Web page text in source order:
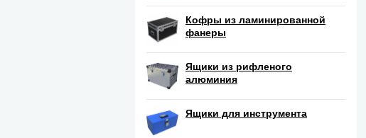
Кофры из ламинированной
фанеры
Ящики из рифленого
алюминия
Ящики для инструмента